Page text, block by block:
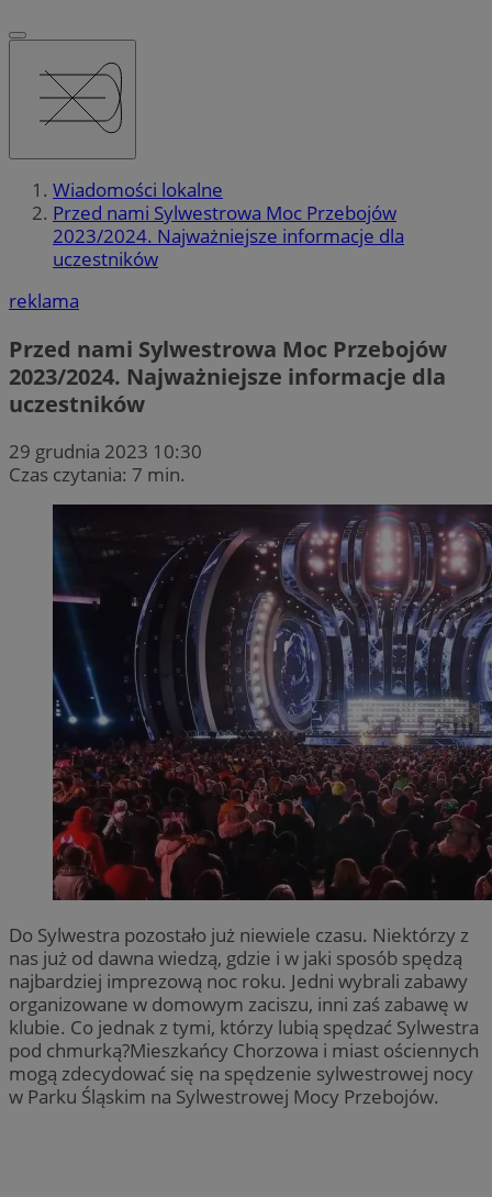
Wiadomości lokalne
Przed nami Sylwestrowa Moc Przebojów
2023/2024. Najważniejsze informacje dla
uczestników
reklama
Przed nami Sylwestrowa Moc Przebojów
2023/2024. Najważniejsze informacje dla
uczestników
29 grudnia 2023 10:30
Czas czytania: 7 min.
Do Sylwestra pozostało już niewiele czasu. Niektórzy z
nas już od dawna wiedzą, gdzie i w jaki sposób spędzą
najbardziej imprezową noc roku. Jedni wybrali zabawy
organizowane w domowym zaciszu, inni zaś zabawę w
klubie. Co jednak z tymi, którzy lubią spędzać Sylwestra
pod chmurką?Mieszkańcy Chorzowa i miast ościennych
mogą zdecydować się na spędzenie sylwestrowej nocy
w Parku Śląskim na Sylwestrowej Mocy Przebojów.